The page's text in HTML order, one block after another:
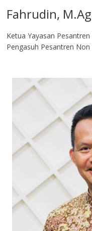
Fahrudin, M.Ag​
Ketua Yayasan
Pengasuh Pesantren